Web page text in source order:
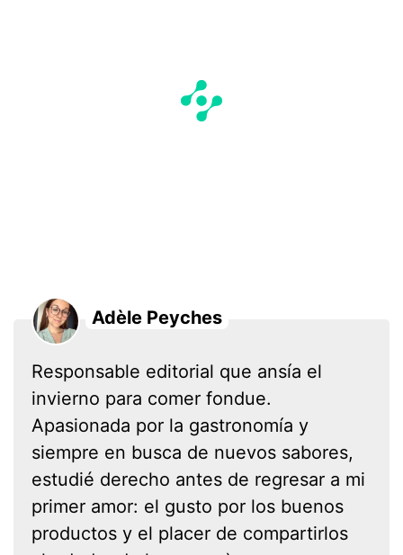
Adèle Peyches
Responsable editorial que ansía el
invierno para comer fondue.
Apasionada por la gastronomía y
siempre en busca de nuevos sabores,
estudié derecho antes de regresar a mi
primer amor: el gusto por los buenos
productos y el placer de compartirlos